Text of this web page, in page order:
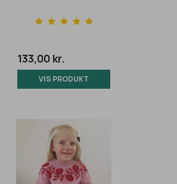
133,00 kr.
VIS PRODUKT